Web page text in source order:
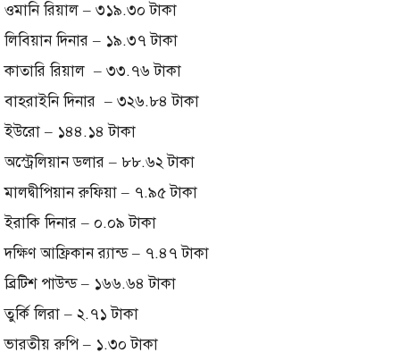
ওমানি রিয়াল – ৩১৯.৩০ টাকা
লিবিয়ান দিনার – ১৯.৩৭ টাকা
কাতারি রিয়াল – ৩৩.৭৬ টাকা
বাহরাইনি দিনার – ৩২৬.৮৪ টাকা
ইউরো – ১৪৪.১৪ টাকা
অস্ট্রেলিয়ান ডলার – ৮৮.৬২ টাকা
মালদ্বীপিয়ান রুফিয়া – ৭.৯৫ টাকা
ইরাকি দিনার – ০.০৯ টাকা
দক্ষিণ আফ্রিকান র‍্যান্ড – ৭.৪৭ টাকা
ব্রিটিশ পাউন্ড – ১৬৬.৬৪ টাকা
তুর্কি লিরা – ২.৭১ টাকা
ভারতীয় রুপি – ১.৩০ টাকা